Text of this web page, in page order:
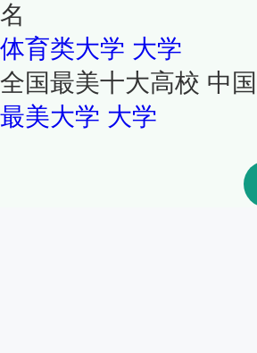
名
体育类大学 大学
全国最美十大高校 中
最美大学 大学